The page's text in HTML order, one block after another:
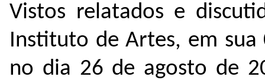
Vistos relatados e
Instituto de Artes, em sua
no dia 26 de agosto de